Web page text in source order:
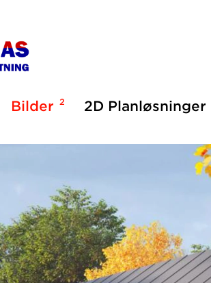
Bilder 2 2D Planløsninger